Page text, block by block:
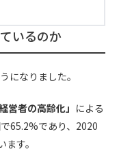
いるのか
になりました。
経営者の高齢化」 による
65.2%であり、2020
す。